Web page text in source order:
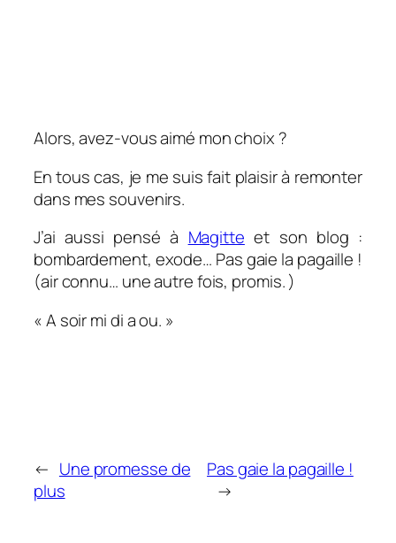
Alors, avez-vous aimé mon choix ?
En tous cas, je me suis fait plaisir à remonter
dans mes souvenirs.
J’ai aussi pensé à Magitte et son blog :
bombardement, exode… Pas gaie la pagaille !
(air connu… une autre fois, promis. )
« A soir mi di a ou. »
← Une promesse de
plus
Pas gaie la pagaille !
→